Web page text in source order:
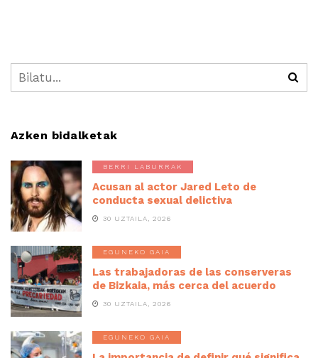
Azken bidalketak
BERRI LABURRAK
Acusan al actor Jared Leto de
conducta sexual delictiva
30 UZTAILA, 2026
EGUNEKO GAIA
Las trabajadoras de las conserveras
de Bizkaia, más cerca del acuerdo
30 UZTAILA, 2026
EGUNEKO GAIA